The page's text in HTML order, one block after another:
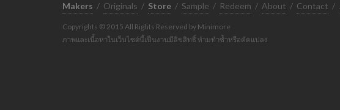
Makers / Originals / Store / Sample / Redeem / About / Contact /
Copyrights © 2015 All Rights Reserved by Minimore
ภาพและเนื้อหาในเว็บไซต์นี้เป็นงานมีลิขสิทธิ์ ห้ามทำซ้ำหรือดัดแปลง